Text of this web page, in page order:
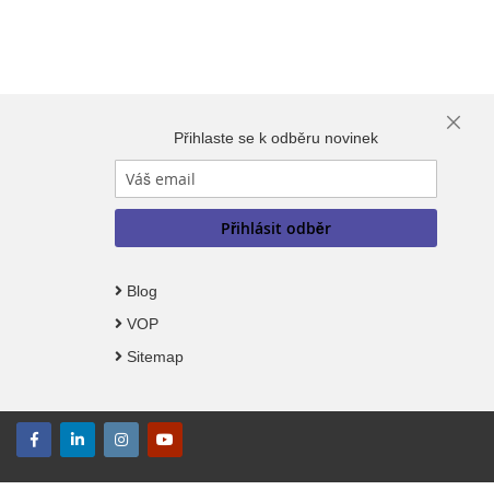
Přihlaste se k odběru novinek
Přihlásit odběr
Blog
VOP
Sitemap
Close